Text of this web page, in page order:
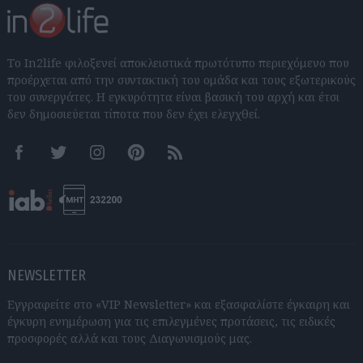
Το In2life φιλοξενεί αποκλειστικά πρωτότυπο περιεχόμενο που
προέρχεται από την συντακτική του ομάδα και τους εξωτερικούς
του συνεργάτες. Η εγκυρότητα είναι βασική του αρχή και έτσι
δεν δημοσιεύεται τίποτα που δεν έχει ελεγχθεί.
FacebookTwitter InstagramPinterestRSS feeds
NEWSLETTER
Εγγραφείτε στο «VIP Newsletter» και εξασφαλίστε έγκαιρη και
έγκυρη ενημέρωση για τις επιλεγμένες προτάσεις, τις ειδικές
προσφορές αλλά και τους Διαγωνισμούς μας.